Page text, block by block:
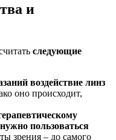
и
следующие
воздействие линз
оно происходит,
пользоваться
зрения – до самого